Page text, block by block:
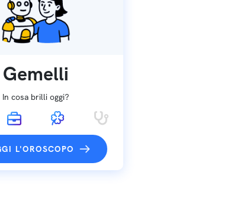
Gemelli
In cosa brilli oggi?
L'OROSCOPO